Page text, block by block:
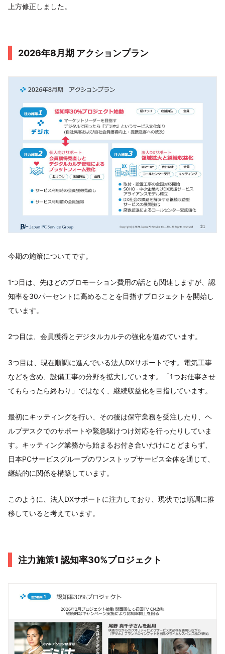
上方修正しました。
2026年8月期 アクションプラン
今期の施策についてです。
1つ目は、先ほどのプロモーション費用の話とも関連しますが、認
知率を30パーセントに高めることを目指すプロジェクトを開始し
ています。
2つ目は、会員獲得とデジタルカルテの強化を進めています。
3つ目は、現在順調に進んでいる法人DXサポートです。電気工事
などを含め、設備工事の分野を拡大しています。「1つお仕事させ
てもらったら終わり」ではなく、継続収益化を目指しています。
最初にキッティングを行い、その後は保守業務を受注したり、ヘ
ルプデスクでのサポートや緊急駆けつけ対応を行ったりしていま
す。キッティング業務から始まるお付き合いだけにとどまらず、
日本PCサービスグループのワンストップサービス全体を通じて、
継続的に関係を構築しています。
このように、法人DXサポートに注力しており、現状では順調に推
移していると考えています。
注力施策1 認知率30%プロジェクト